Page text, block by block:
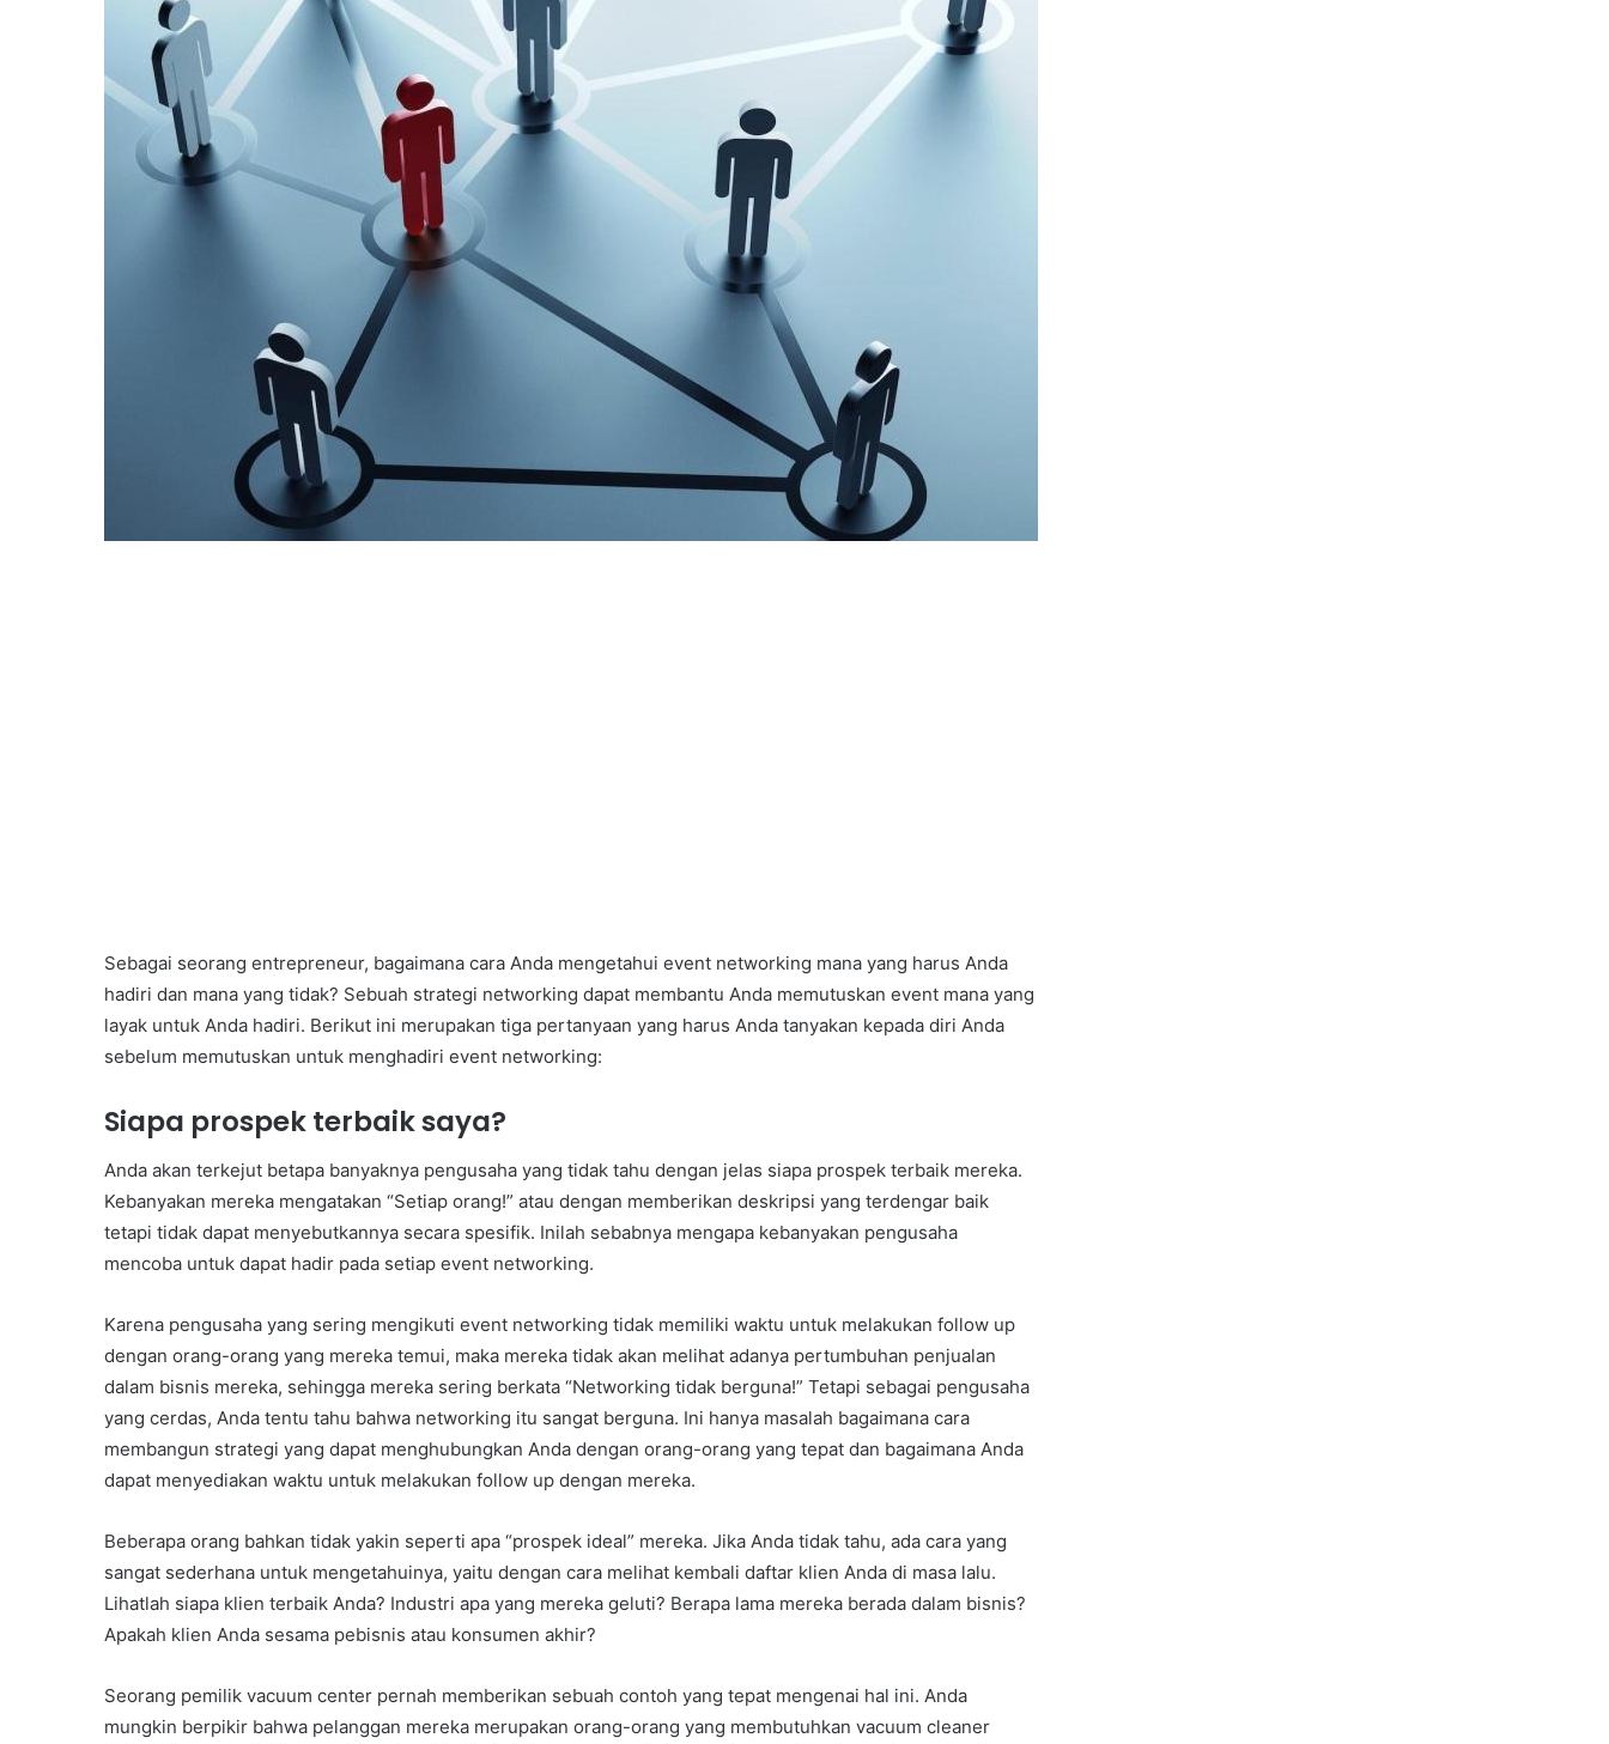
Sebagai seorang entrepreneur, bagaimana cara Anda mengetahui event networking mana yang harus Anda
hadiri dan mana yang tidak? Sebuah strategi networking dapat membantu Anda memutuskan event mana yang
layak untuk Anda hadiri. Berikut ini merupakan tiga pertanyaan yang harus Anda tanyakan kepada diri Anda
sebelum memutuskan untuk menghadiri event networking:
Siapa prospek terbaik saya?
Anda akan terkejut betapa banyaknya pengusaha yang tidak tahu dengan jelas siapa prospek terbaik mereka.
Kebanyakan mereka mengatakan “Setiap orang!” atau dengan memberikan deskripsi yang terdengar baik
tetapi tidak dapat menyebutkannya secara spesifik. Inilah sebabnya mengapa kebanyakan pengusaha
mencoba untuk dapat hadir pada setiap event networking.
Karena pengusaha yang sering mengikuti event networking tidak memiliki waktu untuk melakukan follow up
dengan orang-orang yang mereka temui, maka mereka tidak akan melihat adanya pertumbuhan penjualan
dalam bisnis mereka, sehingga mereka sering berkata “Networking tidak berguna!” Tetapi sebagai pengusaha
yang cerdas, Anda tentu tahu bahwa networking itu sangat berguna. Ini hanya masalah bagaimana cara
membangun strategi yang dapat menghubungkan Anda dengan orang-orang yang tepat dan bagaimana Anda
dapat menyediakan waktu untuk melakukan follow up dengan mereka.
Beberapa orang bahkan tidak yakin seperti apa “prospek ideal” mereka. Jika Anda tidak tahu, ada cara yang
sangat sederhana untuk mengetahuinya, yaitu dengan cara melihat kembali daftar klien Anda di masa lalu.
Lihatlah siapa klien terbaik Anda? Industri apa yang mereka geluti? Berapa lama mereka berada dalam bisnis?
Apakah klien Anda sesama pebisnis atau konsumen akhir?
Seorang pemilik vacuum center pernah memberikan sebuah contoh yang tepat mengenai hal ini. Anda
mungkin berpikir bahwa pelanggan mereka merupakan orang-orang yang membutuhkan vacuum cleaner